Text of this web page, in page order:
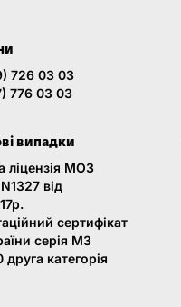
726 03 03
776 03 03
випадки
ліцензія МОЗ
від
сертифікат
серія МЗ
друга категорія